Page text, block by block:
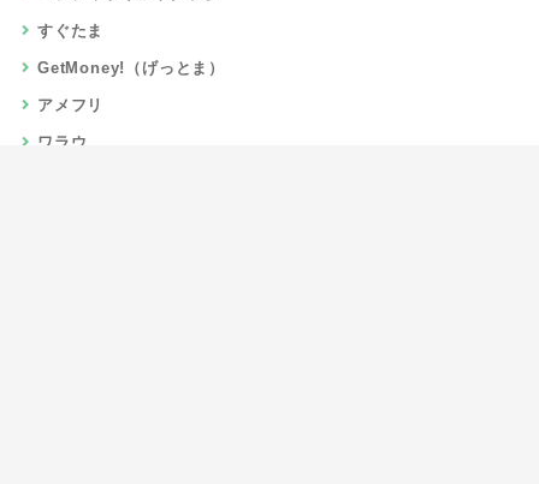
すぐたま
GetMoney!（げっとま）
アメフリ
ワラウ